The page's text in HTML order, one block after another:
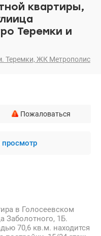
квартиры,
Теремки и
Теремки, ЖК Метрополис
Пожаловаться
просмотр
в Голосеевском
Заболотного, 1Б.
70,6 кв.м. находится